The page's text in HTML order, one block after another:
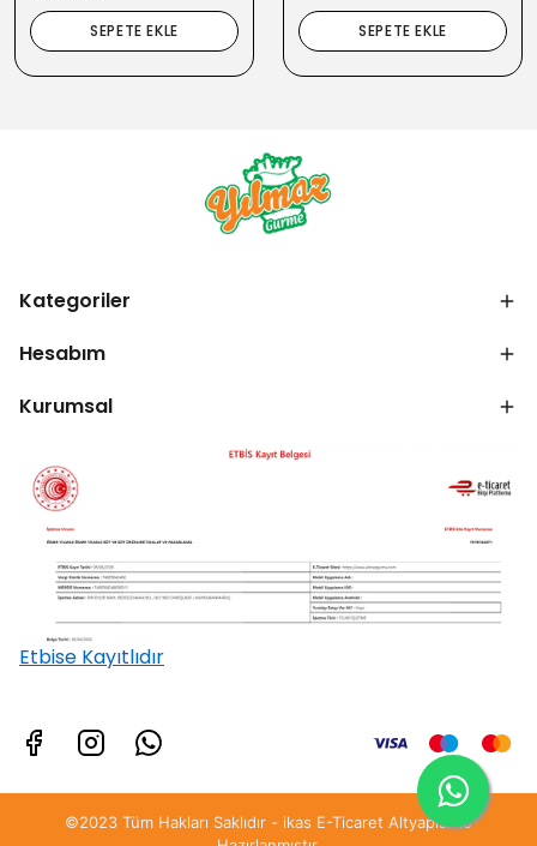
SEPETE EKLE SEPETE EKLE
Kategoriler
Hesabım
Kurumsal
Etbise Kayıtlıdır
©2023 Tüm Hakları Saklıdır - ikas E-Ticaret Altyapısı ile